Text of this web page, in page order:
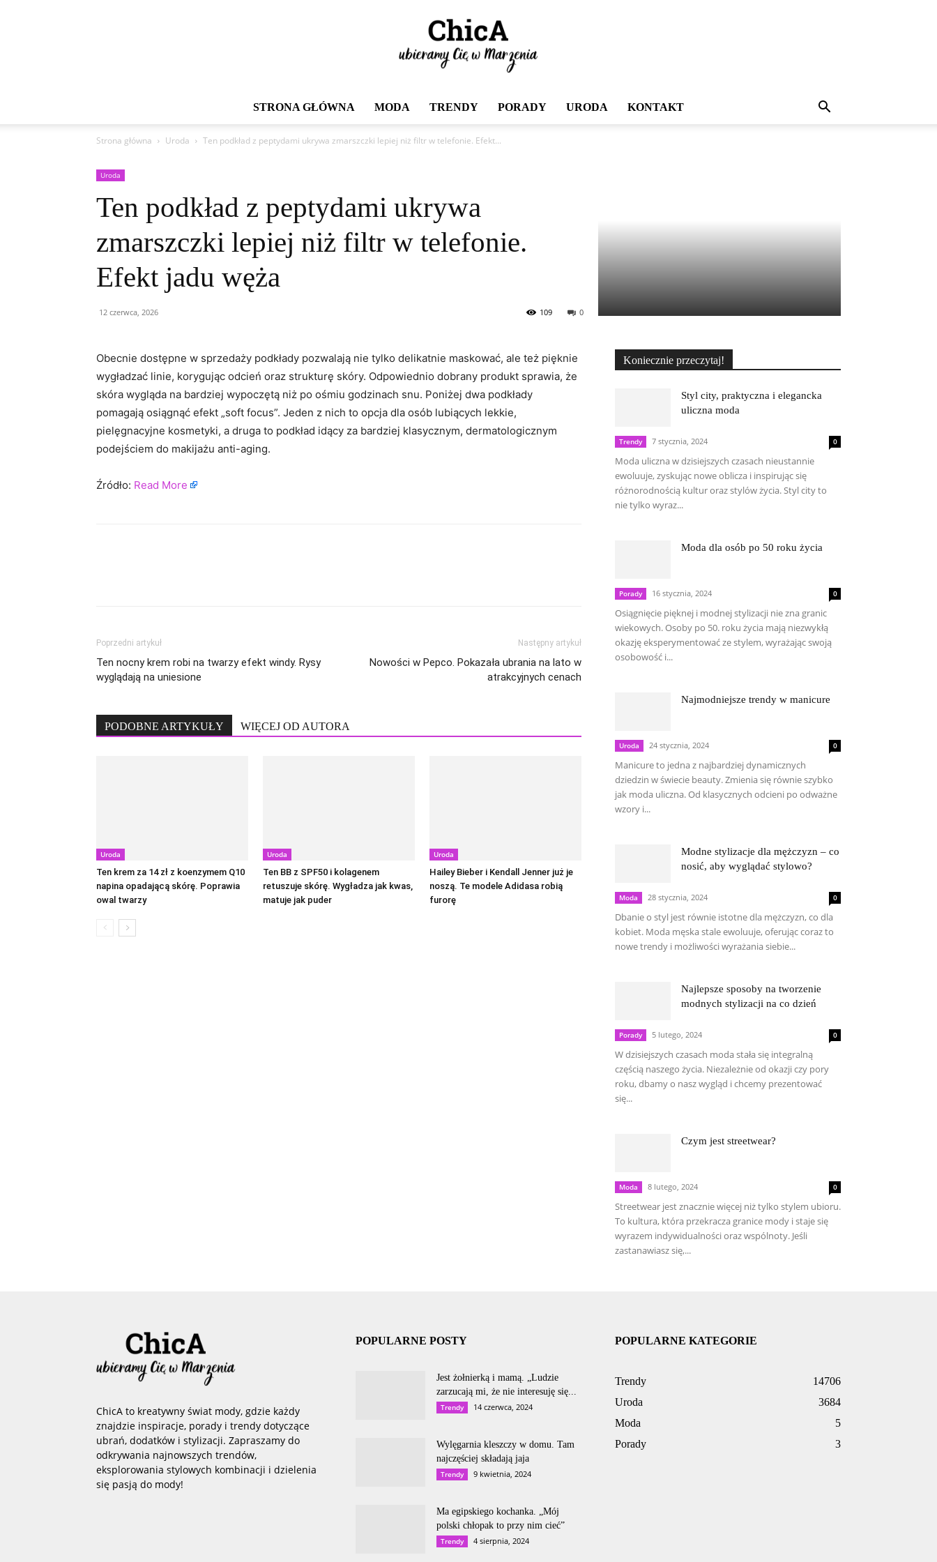
STRONA GŁÓWNA MODA TRENDY PORADY URODA KONTAKT
Strona główna Uroda Ten podkład z peptydami ukrywa zmarszczki lepiej niż filtr w telefonie. Efekt...
Uroda
Ten podkład z peptydami ukrywa
zmarszczki lepiej niż filtr w telefonie.
Efekt jadu węża
12 czerwca, 2026 0
109
Obecnie dostępne w sprzedaży podkłady pozwalają nie tylko delikatnie maskować, ale też pięknie
wygładzać linie, korygując odcień oraz strukturę skóry. Odpowiednio dobrany produkt sprawia, że
skóra wygląda na bardziej wypoczętą niż po ośmiu godzinach snu. Poniżej dwa podkłady
pomagają osiągnąć efekt „soft focus”. Jeden z nich to opcja dla osób lubiących lekkie,
pielęgnacyjne kosmetyki, a druga to podkład idący za bardziej klasycznym, dermatologicznym
podejściem do makijażu anti-aging.
Źródło: Read More
Poprzedni artykuł
Ten nocny krem robi na twarzy efekt windy. Rysy
wyglądają na uniesione
Następny artykuł
Nowości w Pepco. Pokazała ubrania na lato w
atrakcyjnych cenach
PODOBNE ARTYKUŁY WIĘCEJ OD AUTORA
Uroda
Ten krem za 14 zł z koenzymem Q10
napina opadającą skórę. Poprawia
owal twarzy
Uroda
Ten BB z SPF50 i kolagenem
retuszuje skórę. Wygładza jak kwas,
matuje jak puder
Uroda
Hailey Bieber i Kendall Jenner już je
noszą. Te modele Adidasa robią
furorę
Koniecznie przeczytaj!
Styl city, praktyczna i elegancka
uliczna moda
Trendy 7 stycznia, 2024 0
Moda uliczna w dzisiejszych czasach nieustannie
ewoluuje, zyskując nowe oblicza i inspirując się
różnorodnością kultur oraz stylów życia. Styl city to
nie tylko wyraz...
Moda dla osób po 50 roku życia
Porady 16 stycznia, 2024 0
Osiągnięcie pięknej i modnej stylizacji nie zna granic
wiekowych. Osoby po 50. roku życia mają niezwykłą
okazję eksperymentować ze stylem, wyrażając swoją
osobowość i...
Najmodniejsze trendy w manicure
Uroda 24 stycznia, 2024 0
Manicure to jedna z najbardziej dynamicznych
dziedzin w świecie beauty. Zmienia się równie szybko
jak moda uliczna. Od klasycznych odcieni po odważne
wzory i...
Modne stylizacje dla mężczyzn – co
nosić, aby wyglądać stylowo?
Moda 28 stycznia, 2024 0
Dbanie o styl jest równie istotne dla mężczyzn, co dla
kobiet. Moda męska stale ewoluuje, oferując coraz to
nowe trendy i możliwości wyrażania siebie...
Najlepsze sposoby na tworzenie
modnych stylizacji na co dzień
Porady 5 lutego, 2024 0
W dzisiejszych czasach moda stała się integralną
częścią naszego życia. Niezależnie od okazji czy pory
roku, dbamy o nasz wygląd i chcemy prezentować
się...
Czym jest streetwear?
Moda 8 lutego, 2024 0
Streetwear jest znacznie więcej niż tylko stylem ubioru.
To kultura, która przekracza granice mody i staje się
wyrazem indywidualności oraz wspólnoty. Jeśli
zastanawiasz się,...
ChicA to kreatywny świat mody, gdzie każdy
znajdzie inspiracje, porady i trendy dotyczące
ubrań, dodatków i stylizacji. Zapraszamy do
odkrywania najnowszych trendów,
eksplorowania stylowych kombinacji i dzielenia
się pasją do mody!
POPULARNE POSTY
Jest żołnierką i mamą. „Ludzie
zarzucają mi, że nie interesuję się...
Trendy 14 czerwca, 2024
Wylęgarnia kleszczy w domu. Tam
najczęściej składają jaja
Trendy 9 kwietnia, 2024
Ma egipskiego kochanka. „Mój
polski chłopak to przy nim cieć”
Trendy 4 sierpnia, 2024
POPULARNE KATEGORIE
Trendy
14706
Uroda
3684
Moda
5
Porady
3